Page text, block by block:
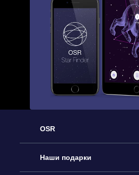
OSR
Обслуживание
Наши подарки